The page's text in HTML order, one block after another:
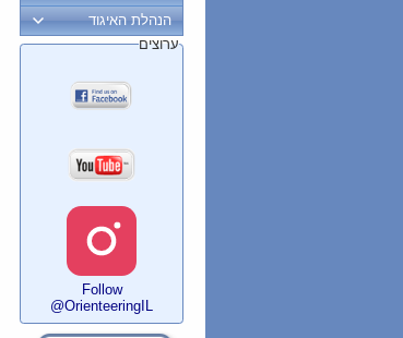
הנהלת האיגוד
ערוצים
Follow
@OrienteeringIL